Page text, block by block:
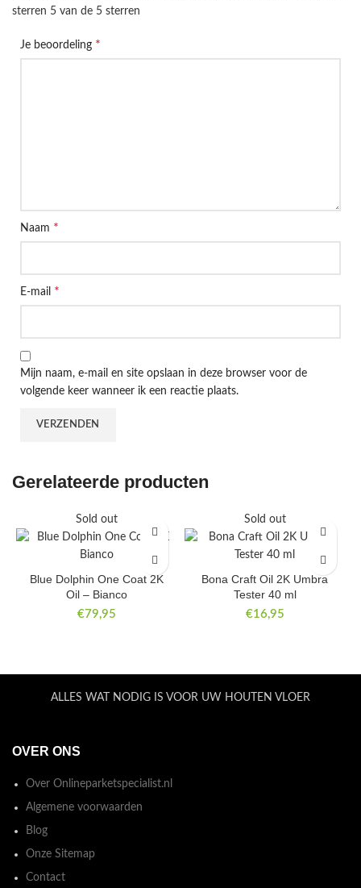
sterren 5 van de 5 sterren
Je beoordeling *
Naam *
E-mail *
Mijn naam, e-mail en site opslaan in deze browser voor de
volgende keer wanneer ik een reactie plaats.
Gerelateerde producten
Sold out
Blue Dolphin One Coat 2K
Oil – Bianco
€79,95
Sold out
Bona Craft Oil 2K Umbra
Tester 40 ml
€16,95
ALLES WAT NODIG IS VOOR UW HOUTEN VLOER
OVER ONS
Over Onlineparketspecialist.nl
Algemene voorwaarden
Blog
Onze Sitemap
Contact